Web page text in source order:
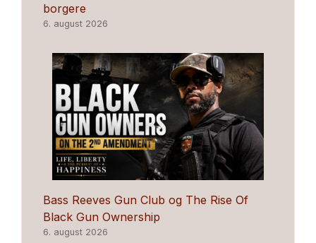
borgere
6. august 2026
Bass Reeves Gun Club og The Rise Of
Black Gun Ownership
6. august 2026